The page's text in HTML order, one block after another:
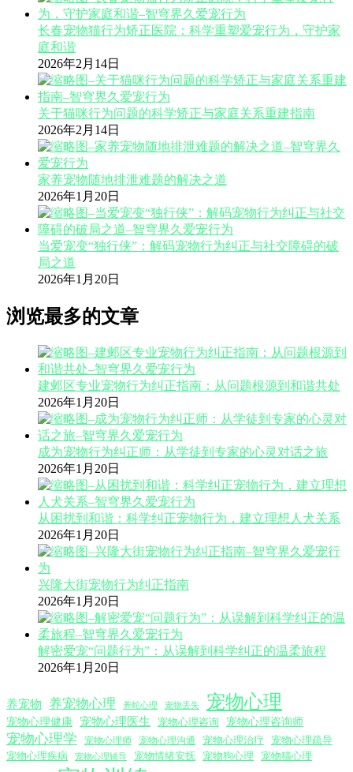
长春宠物猫行为矫正医院：科学重塑爱宠行为，守护家
庭和谐
2026年2月14日
关于猫咪行为问题的科学矫正与家庭关系重建指南
2026年2月14日
家养宠物随地排泄难题的解决之道
2026年1月20日
当爱宠变“独行侠”：解码宠物行为纠正与社交障碍的破
局之道
2026年1月20日
浏览最多的文章
建邺区专业宠物行为纠正指南：从问题根源到和谐共处
2026年1月20日
成为宠物行为纠正师：从学徒到专家的心灵对话之旅
2026年1月20日
从困扰到和谐：科学纠正宠物行为，建立理想人犬关系
2026年1月20日
兴隆大街宠物行为纠正指南
2026年1月20日
解密爱宠“问题行为”：从误解到科学纠正的温柔旅程
2026年1月20日
养宠物 养宠物心理 养蛇心理 宠物丢失 宠物心理
宠物心理健康 宠物心理医生 宠物心理咨询 宠物心理咨询师
宠物心理学 宠物心理师 宠物心理沟通 宠物心理治疗
宠物心理疏导
宠物心理疾病
宠物心理辅导 宠物情绪安抚 宠物狗心理 宠物猫心理